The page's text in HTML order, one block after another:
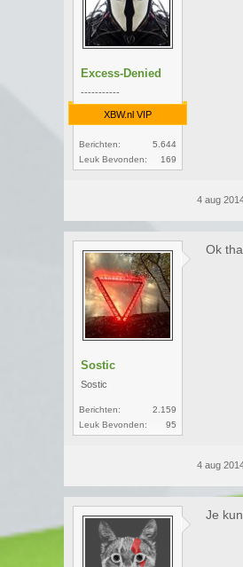
Excess-Denied
-----------
XBW.nl VIP
Berichten:
5.644
Leuk Bevonden:
169
4 aug
Sostic
Sostic
Berichten:
2.159
Leuk Bevonden:
95
Ok
4 aug
Je